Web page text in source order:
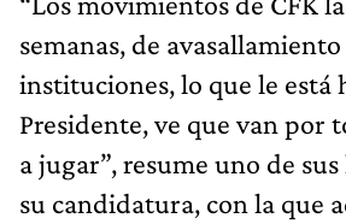
semanas, de
instituciones, lo que le está
Presidente, ve que van por
a jugar”, resume uno de
su candidatura, con la que